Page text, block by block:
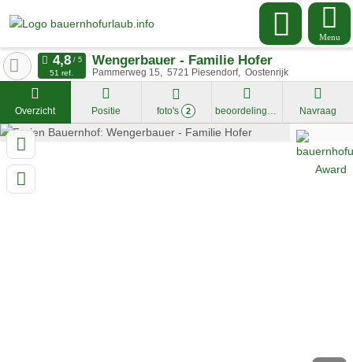
Menu
Wengerbauer - Familie Hofer
Pammerweg 15 5721 Piesendorf Oostenrijk
51 ref.
Overzicht Positie foto's 2 beoordelingen Navraag